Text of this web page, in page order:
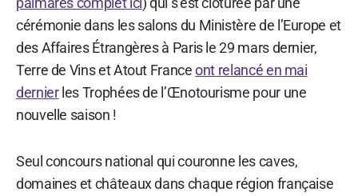
cérémonie dans les salons du Ministère de l’Europe et
des Affaires Étrangères à Paris le 29 mars dernier,
Terre de Vins et Atout Franceont relancé en mai
dernierles Trophées de l’Œnotourisme pour une
nouvelle saison !
Seul concours national qui couronne les caves,
domaines et châteaux dans chaque région française